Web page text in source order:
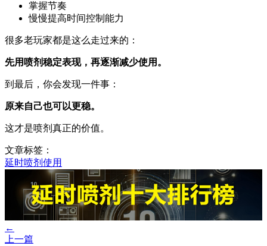
掌握节奏
慢慢提高时间控制能力
很多老玩家都是这么走过来的：
先用喷剂稳定表现，再逐渐减少使用。
到最后，你会发现一件事：
原来自己也可以更稳。
这才是喷剂真正的价值。
文章标签：
延时喷剂使用
←
上一篇